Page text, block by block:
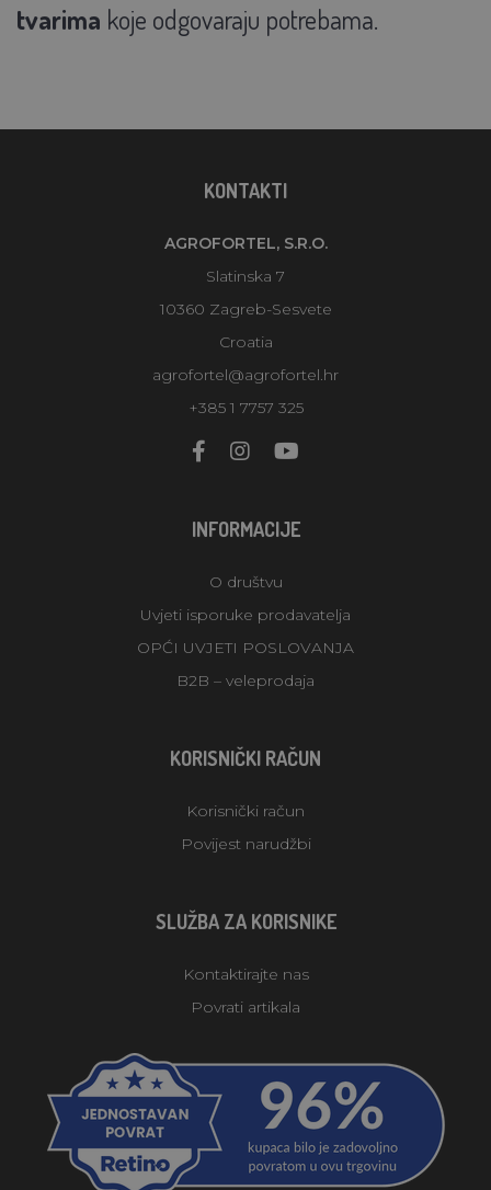
tvarima koje odgovaraju potrebama.
KONTAKTI
AGROFORTEL, S.R.O.
Slatinska 7
10360 Zagreb-Sesvete
Croatia
agrofortel@agrofortel.hr
+385 1 7757 325
INFORMACIJE
O društvu
Uvjeti isporuke prodavatelja
OPĆI UVJETI POSLOVANJA
B2B – veleprodaja
KORISNIČKI RAČUN
Korisnički račun
Povijest narudžbi
SLUŽBA ZA KORISNIKE
Kontaktirajte nas
Povrati artikala